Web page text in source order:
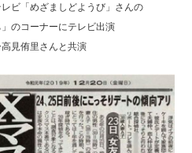
ビ「めざましどようび」さんの
」のコーナーにテレビ出演
見侑里さんと共演